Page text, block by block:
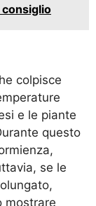
colpisce
e le piante
questo
se le
mostrare